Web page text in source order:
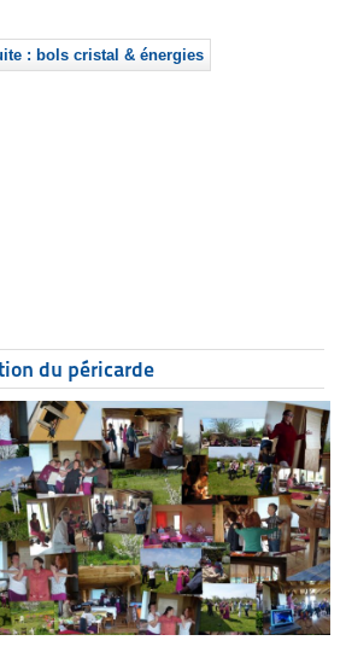
: bols cristal & énergies
du péricarde